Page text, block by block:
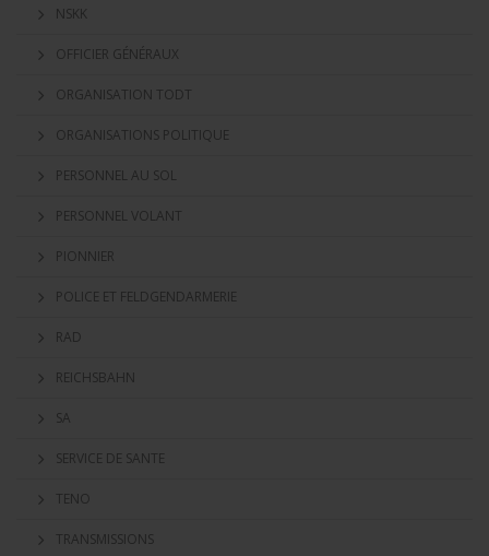
NSKK
OFFICIER GÉNÉRAUX
ORGANISATION TODT
ORGANISATIONS POLITIQUE
PERSONNEL AU SOL
PERSONNEL VOLANT
PIONNIER
POLICE ET FELDGENDARMERIE
RAD
REICHSBAHN
SA
SERVICE DE SANTE
TENO
TRANSMISSIONS